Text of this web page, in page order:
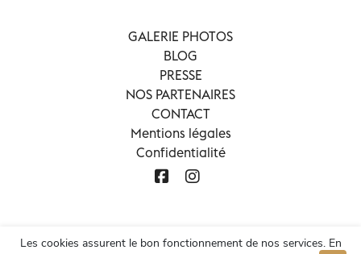
GALERIE PHOTOS
BLOG
PRESSE
NOS PARTENAIRES
CONTACT
Mentions légales
Confidentialité
Les cookies assurent le bon fonctionnement de nos services. En